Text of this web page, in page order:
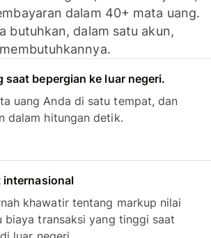
dalam 40+ mata uang.
butuhkan, dalam satu akun,
saat bepergian ke luar negeri.
uang Anda di satu tempat, dan
dalam hitungan detik.
internasional
khawatir tentang markup nilai
transaksi yang tinggi saat